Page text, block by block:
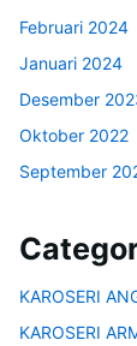
Februari 2024
Januari 2024
Desember
Oktober 2022
September
KAROSERI
KAROSERI